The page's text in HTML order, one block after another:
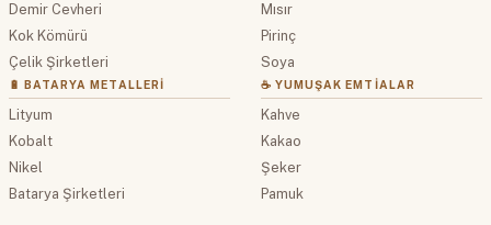
Demir Cevheri
Kok Kömürü
Çelik Şirketleri
🔋 BATARYA METALLERI
Lityum
Kobalt
Nikel
Batarya Şirketleri
Mısır
Pirinç
Soya
☕ YUMUŞAK EMTIALAR
Kahve
Kakao
Şeker
Pamuk